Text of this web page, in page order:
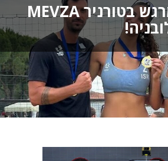
פודיום מרגש בטורניר MEVZA